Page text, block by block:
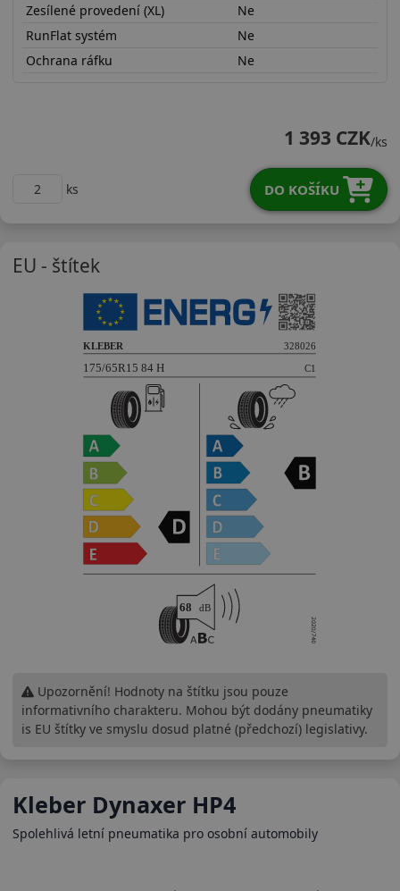
Zesílené provedení (XL)
Ne
RunFlat systém
Ne
Ochrana ráfku
Ne
1 393 CZK/ks
ks DO KOŠÍKU
Kleber Dynaxer HP4
Spolehlivá letní pneumatika pro osobní automobily
EU - štítek
Upozornění! Hodnoty na štítku jsou pouze
informativního charakteru. Mohou být dodány pneumatiky
is EU štítky ve smyslu dosud platné (předchozí) legislativy.